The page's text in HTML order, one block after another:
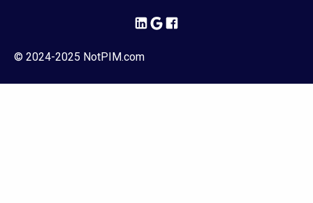
© 2024-2025 NotPIM.com